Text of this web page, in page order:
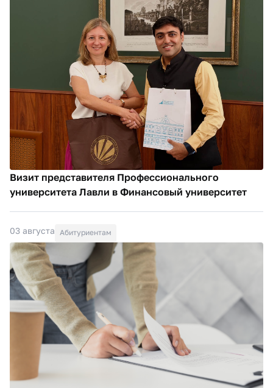
Визит представителя Профессионального
университета Лавли в Финансовый университет
03 августа Абитуриентам